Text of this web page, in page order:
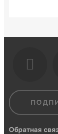
Обратная